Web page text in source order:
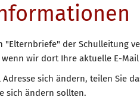
"Elternbriefe" der Schulleitung
wir dort Ihre aktuelle E-
Adresse sich ändern, teilen Sie
sich ändern sollten.